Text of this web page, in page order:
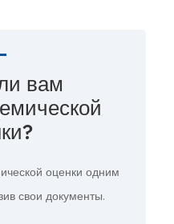
вам
оценки одним
свои документы.